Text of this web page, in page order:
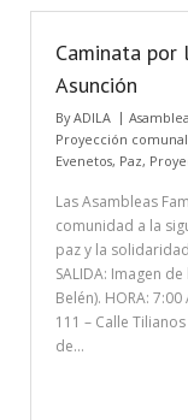
Caminata
Asunción
ByADILA
Proyección comunal
Evenetos, Paz,
Las Asambleas
comunidad a la
paz y la
SALIDA: Imagen
Belén). HORA: 7:00
111 – Calle
de…